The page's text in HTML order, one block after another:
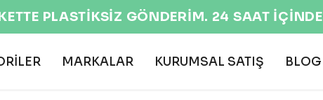
EKOLOJİK VE DOĞAL ÜRÜNLER 🌍
MARKALAR KURUMSAL SATIŞ BLOG